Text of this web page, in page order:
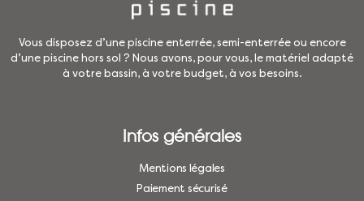
Vous disposez d’une piscine enterrée, semi-enterrée ou encore
d’une piscine hors sol ? Nous avons, pour vous, le matériel adapté
à votre bassin, à votre budget, à vos besoins.
Infos générales
Mentions légales
Paiement sécurisé